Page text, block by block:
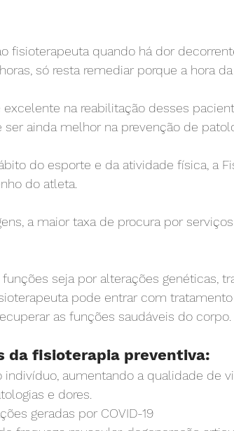
fisioterapeuta quando há dor
só resta remediar porque a hora da
na reabilitação desses
ainda melhor na prevenção de
do esporte e da atividade física, a
do atleta.
a maior taxa de procura por
seja por alterações genéticas,
pode entrar com
as funções saudáveis do corpo.
da fisioterapia preventiva:
aumentando a qualidade de
e dores.
geradas por COVID-19